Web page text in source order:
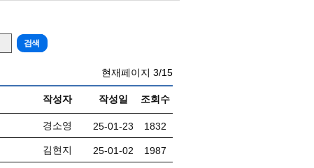
현재페이지 3/15
작성자 작성일 조회수
경소영 25-01-23 1832
김현지 25-01-02 1987